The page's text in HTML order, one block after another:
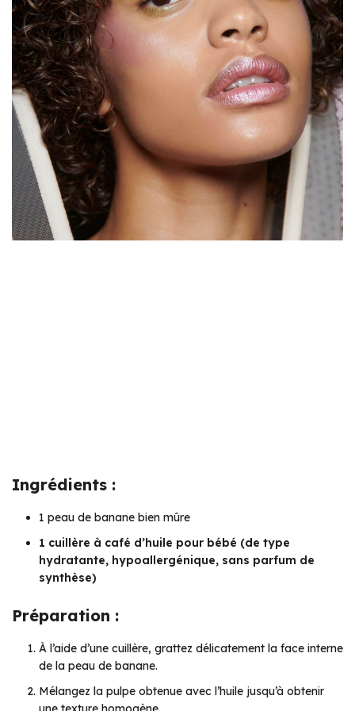
Ingrédients :
1 peau de banane bien mûre
1 cuillère à café d’huile pour bébé (de type
hydratante, hypoallergénique, sans parfum de
synthèse)
Préparation :
À l’aide d’une cuillère, grattez délicatement la face interne
de la peau de banane.
Mélangez la pulpe obtenue avec l’huile jusqu’à obtenir